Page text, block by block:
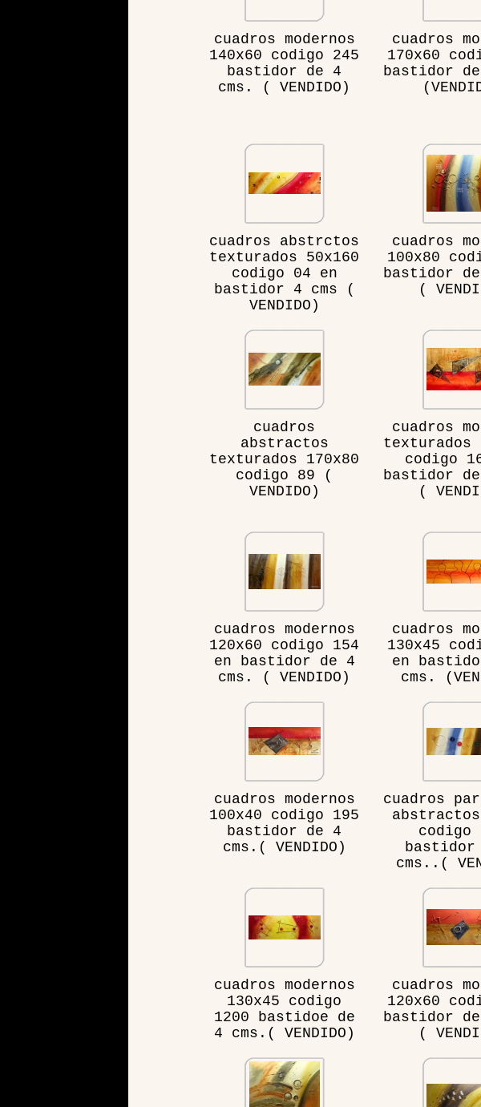
cuadros modernos
140x60 codigo 245
bastidor de 4
cms. ( VENDIDO)
cuadros
170x60
bastidor
cuadros abstrctos
texturados 50x160
codigo 04 en
bastidor 4 cms (
VENDIDO)
cuadros
100x80
bastidor
(
cuadros
abstractos
texturados 170x80
codigo 89 (
VENDIDO)
cuadros
texturados
codigo
bastidor
(
cuadros modernos
120x60 codigo 154
en bastidor de 4
cms. ( VENDIDO)
cuadros
130x45
en
cms.
cuadros modernos
100x40 codigo 195
bastidor de 4
cms.( VENDIDO)
cuadros
codigo
bastidor
cms..(
cuadros modernos
130x45 codigo
1200 bastidoe de
4 cms.( VENDIDO)
cuadros
120x60
bastidor
(